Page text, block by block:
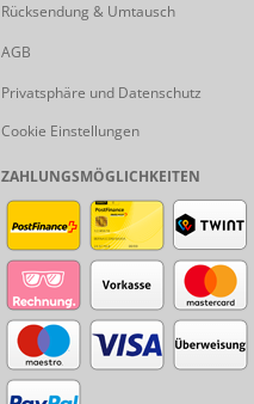
Rücksendung & Umtausch
AGB
Privatsphäre und Datenschutz
Cookie Einstellungen
ZAHLUNGSMÖGLICHKEITEN